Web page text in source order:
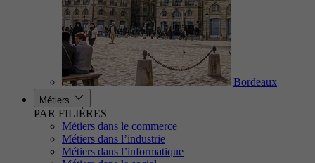
Bordeaux
Métiers
PAR FILIÈRES
Métiers dans le commerce
Métiers dans l’industrie
Métiers dans l’informatique